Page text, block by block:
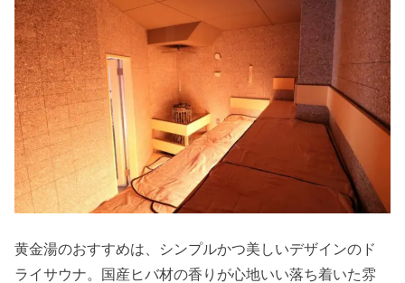
黄金湯のおすすめは、シンプルかつ美しいデザインのド
ライサウナ。国産ヒバ材の香りが心地いい落ち着いた雰